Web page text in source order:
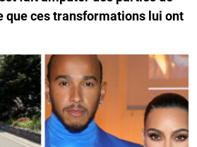
que ces transformations lui ont